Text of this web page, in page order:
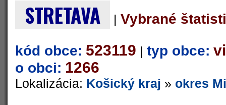
STRETAVA |Vybrané
kód obce: 523119 | typ obce:
o obci: 1266
Lokalizácia: Košický kraj » okres